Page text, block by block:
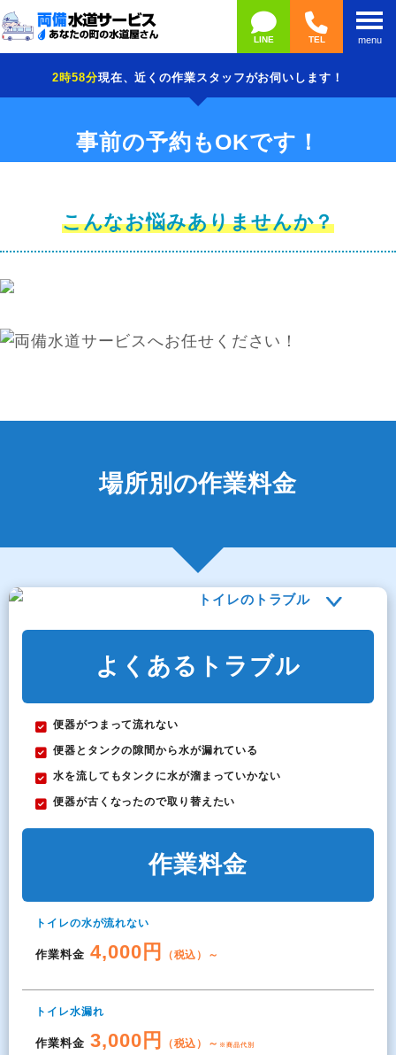
LINE TEL menu
2時58分現在、近くの作業スタッフがお伺いします！
事前の予約もOKです！
こんなお悩みありませんか？
場所別の作業料金
トイレのトラブル
よくあるトラブル
便器がつまって流れない
便器とタンクの隙間から水が漏れている
水を流してもタンクに水が溜まっていかない
便器が古くなったので取り替えたい
作業料金
トイレの水が流れない
作業料金 4,000円 （税込）～
トイレ水漏れ
作業料金 3,000円 （税込）～ ※商品代別